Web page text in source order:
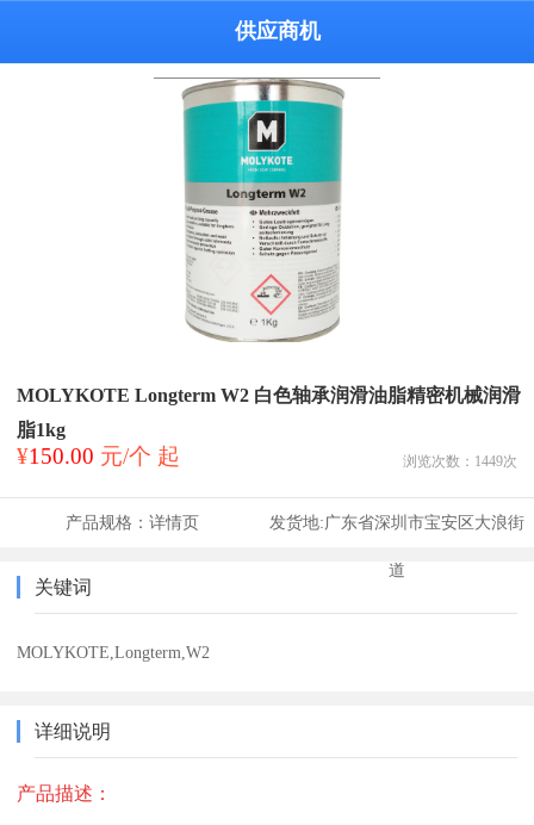
供应商机
MOLYKOTE Longterm W2 白色轴承润滑油脂精密机械润滑
脂1kg
¥150.00 元/个 起 浏览次数： 1449次
产品规格： 详情页 发货地:广东省深圳市宝安区大浪街
道
关键词
MOLYKOTE,Longterm,W2
详细说明
产品描述：